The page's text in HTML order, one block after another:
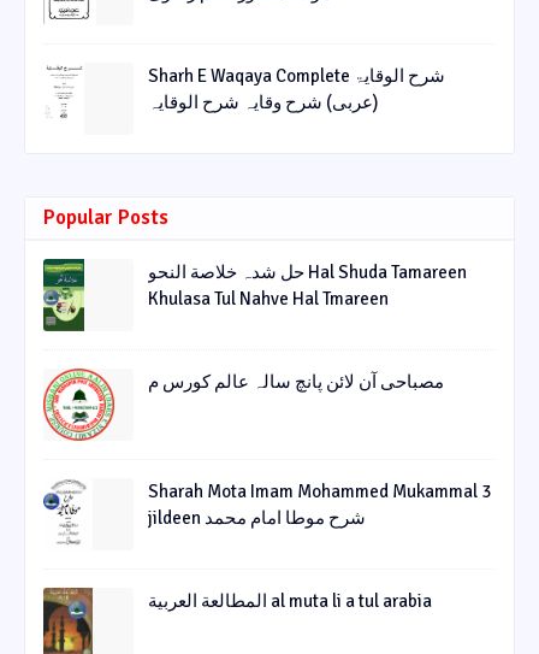
Sharh E Waqaya Complete شرح الوقایۃ
(عربی) شرح وقایہ شرح الوقایہ
Popular Posts
حل شدہ خلاصة النحو Hal Shuda Tamareen
Khulasa Tul Nahve Hal Tmareen
مصباحی آن لائن پانچ سالہ عالم کورس م
Sharah Mota Imam Mohammed Mukammal 3
jildeen شرح موطا امام محمد
المطالعة العربية al muta li a tul arabia